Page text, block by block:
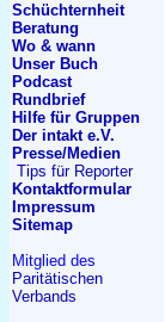
Schüchternheit
Beratung
Wo & wann
Unser Buch
Podcast
Rundbrief
Hilfe für Gruppen
Der intakt e.V.
Presse/Medien
Tips für Reporter
Kontaktformular
Impressum
Sitemap
Mitglied des
Paritätischen
Verbands